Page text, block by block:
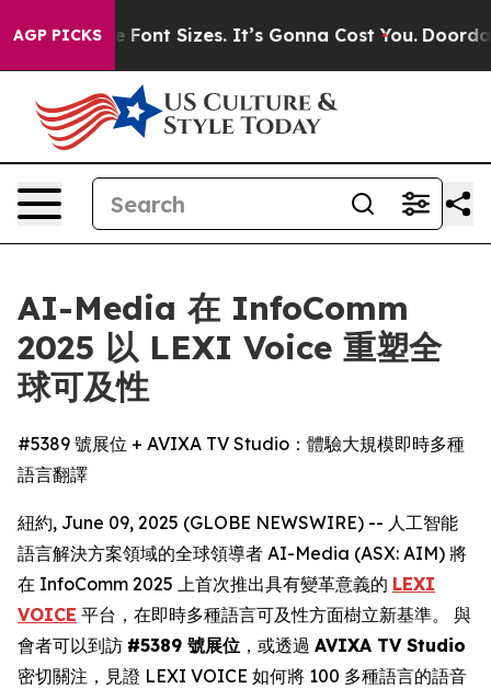
AGP PICKS
Airfare Font Sizes. It’s Gonna Cost You. Doordash
AI-Media 在 InfoComm
2025 以 LEXI Voice 重塑全
球可及性
#5389 號展位 + AVIXA TV Studio：體驗大規模即時多種
語言翻譯
紐約, June 09, 2025 (GLOBE NEWSWIRE) -- 人工智能
語言解決方案領域的全球領導者 AI-Media (ASX: AIM) 將
在 InfoComm 2025 上首次推出具有變革意義的 LEXI
VOICE 平台，在即時多種語言可及性方面樹立新基準。 與
會者可以到訪 #5389 號展位 ，或透過 AVIXA TV Studio
密切關注，見證 LEXI VOICE 如何將 100 多種語言的語音